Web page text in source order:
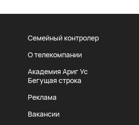
Семейный контролер
О телекомпании
Академия Ариг Ус
Бегущая строка
Реклама
Вакансии